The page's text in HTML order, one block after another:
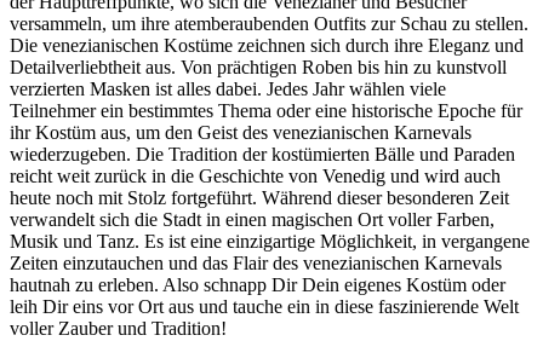
versammeln, um ihre atemberaubenden Outfits zur Schau zu stellen.
Die venezianischen Kostüme zeichnen sich durch ihre Eleganz und
Detailverliebtheit aus. Von prächtigen Roben bis hin zu kunstvoll
verzierten Masken ist alles dabei. Jedes Jahr wählen viele
Teilnehmer ein bestimmtes Thema oder eine historische Epoche für
ihr Kostüm aus, um den Geist des venezianischen Karnevals
wiederzugeben. Die Tradition der kostümierten Bälle und Paraden
reicht weit zurück in die Geschichte von Venedig und wird auch
heute noch mit Stolz fortgeführt. Während dieser besonderen Zeit
verwandelt sich die Stadt in einen magischen Ort voller Farben,
Musik und Tanz. Es ist eine einzigartige Möglichkeit, in vergangene
Zeiten einzutauchen und das Flair des venezianischen Karnevals
hautnah zu erleben. Also schnapp Dir Dein eigenes Kostüm oder
leih Dir eins vor Ort aus und tauche ein in diese faszinierende Welt
voller Zauber und Tradition!